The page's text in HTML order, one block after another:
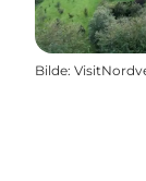
Bilde: